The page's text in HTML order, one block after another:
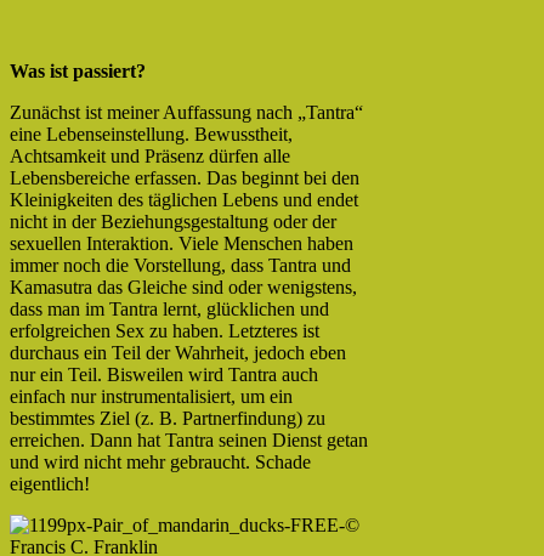
Was ist passiert?
Zunächst ist meiner Auffassung nach „Tantra“
eine Lebenseinstellung. Bewusstheit,
Achtsamkeit und Präsenz dürfen alle
Lebensbereiche erfassen. Das beginnt bei den
Kleinigkeiten des täglichen Lebens und endet
nicht in der Beziehungsgestaltung oder der
sexuellen Interaktion. Viele Menschen haben
immer noch die Vorstellung, dass Tantra und
Kamasutra das Gleiche sind oder wenigstens,
dass man im Tantra lernt, glücklichen und
erfolgreichen Sex zu haben. Letzteres ist
durchaus ein Teil der Wahrheit, jedoch eben
nur ein Teil. Bisweilen wird Tantra auch
einfach nur instrumentalisiert, um ein
bestimmtes Ziel (z. B. Partnerfindung) zu
erreichen. Dann hat Tantra seinen Dienst getan
und wird nicht mehr gebraucht. Schade
eigentlich!